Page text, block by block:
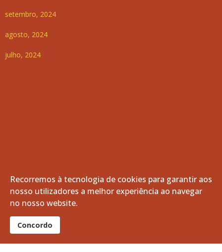
setembro, 2024
agosto, 2024
julho, 2024
© 2026 Freguesia de Vila de Frades. Todos os direitos
reservados.
Recorremos à tecnologia de cookies para garantir aos
nosso utilizadores a melhor experiência ao navegar
no nosso website.
Concordo